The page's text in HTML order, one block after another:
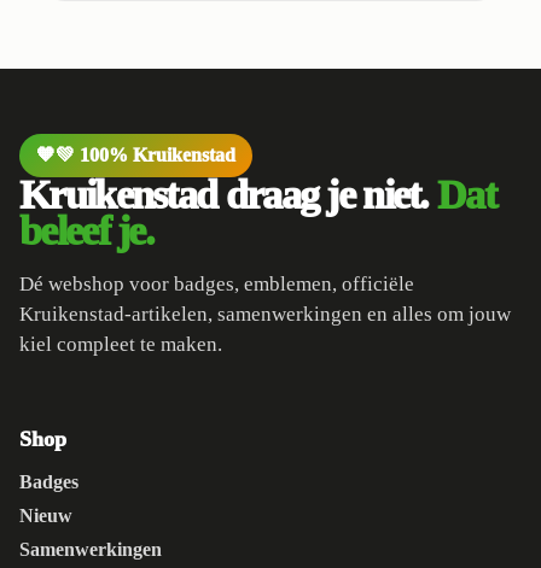
🧡💚 100% Kruikenstad
Kruikenstad draag je niet.Dat
beleef je.
Dé webshop voor badges, emblemen, officiële
Kruikenstad-artikelen, samenwerkingen en alles om jouw
kiel compleet te maken.
Shop
Badges
Nieuw
Samenwerkingen